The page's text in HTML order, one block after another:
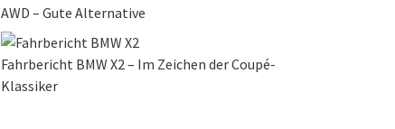
AWD – Gute Alternative
Fahrbericht BMW X2 – Im Zeichen der Coupé-
Klassiker